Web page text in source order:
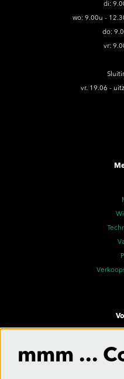
di:
wo: 9.00u -
do:
vr:
vr. 19.06 -
mmm ...